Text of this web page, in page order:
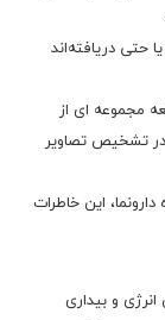
حتی دریافته‌اند
مجموعه ای از
در تشخیص تصاویر
این خاطرات
و بیداری